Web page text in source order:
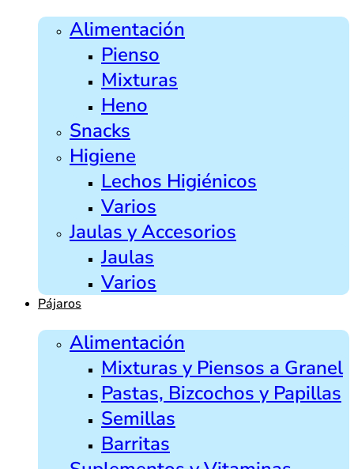
Alimentación
Pienso
Mixturas
Heno
Snacks
Higiene
Lechos Higiénicos
Varios
Jaulas y Accesorios
Jaulas
Varios
Pájaros
Alimentación
Mixturas y Piensos a Granel
Pastas, Bizcochos y Papillas
Semillas
Barritas